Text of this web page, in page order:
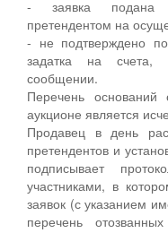
- заявка подана
претендентом на
- не подтверждено
задатка на счета,
сообщении.
Перечень оснований
аукционе является
Продавец в день
претендентов и
подписывает
участниками, в
заявок (с указанием
перечень